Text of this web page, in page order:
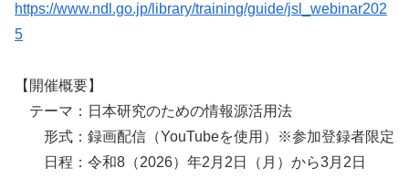
https://www.ndl.go.jp/library/training/guide/jsl_webinar202
5
【開催概要】
テーマ：日本研究のための情報源活用法
形式：録画配信（YouTubeを使用）※参加登録者限定
日程：令和8（2026）年2月2日（月）から3月2日